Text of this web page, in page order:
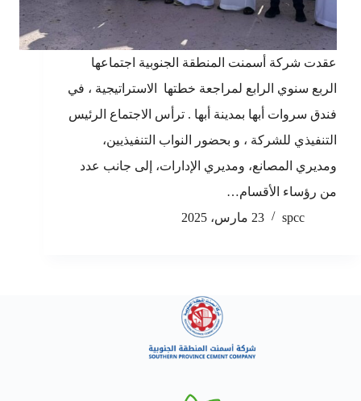
عقدت شركة أسمنت المنطقة الجنوبية اجتماعها
الربع سنوي الرابع لمراجعة خطتها الاستراتيجية ، في
فندق سروات أبها بمدينة أبها . ترأس الاجتماع الرئيس
التنفيذي للشركة ، و بحضور النواب التنفيذيين،
ومديري المصانع، ومديري الإدارات، إلى جانب عدد
من رؤساء الأقسام…
spcc
23 مارس، 2025